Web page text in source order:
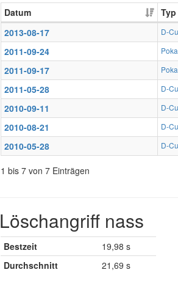
Datum Typ
2013-08-17
D-
2011-09-24
2011-09-17
2011-05-28
D-
2010-09-11
D-
2010-08-21
D-
2010-05-28
D-
1 bis 7 von 7 Einträgen
Löschangriff nass
Bestzeit
19,98 s
Durchschnitt
21,69 s